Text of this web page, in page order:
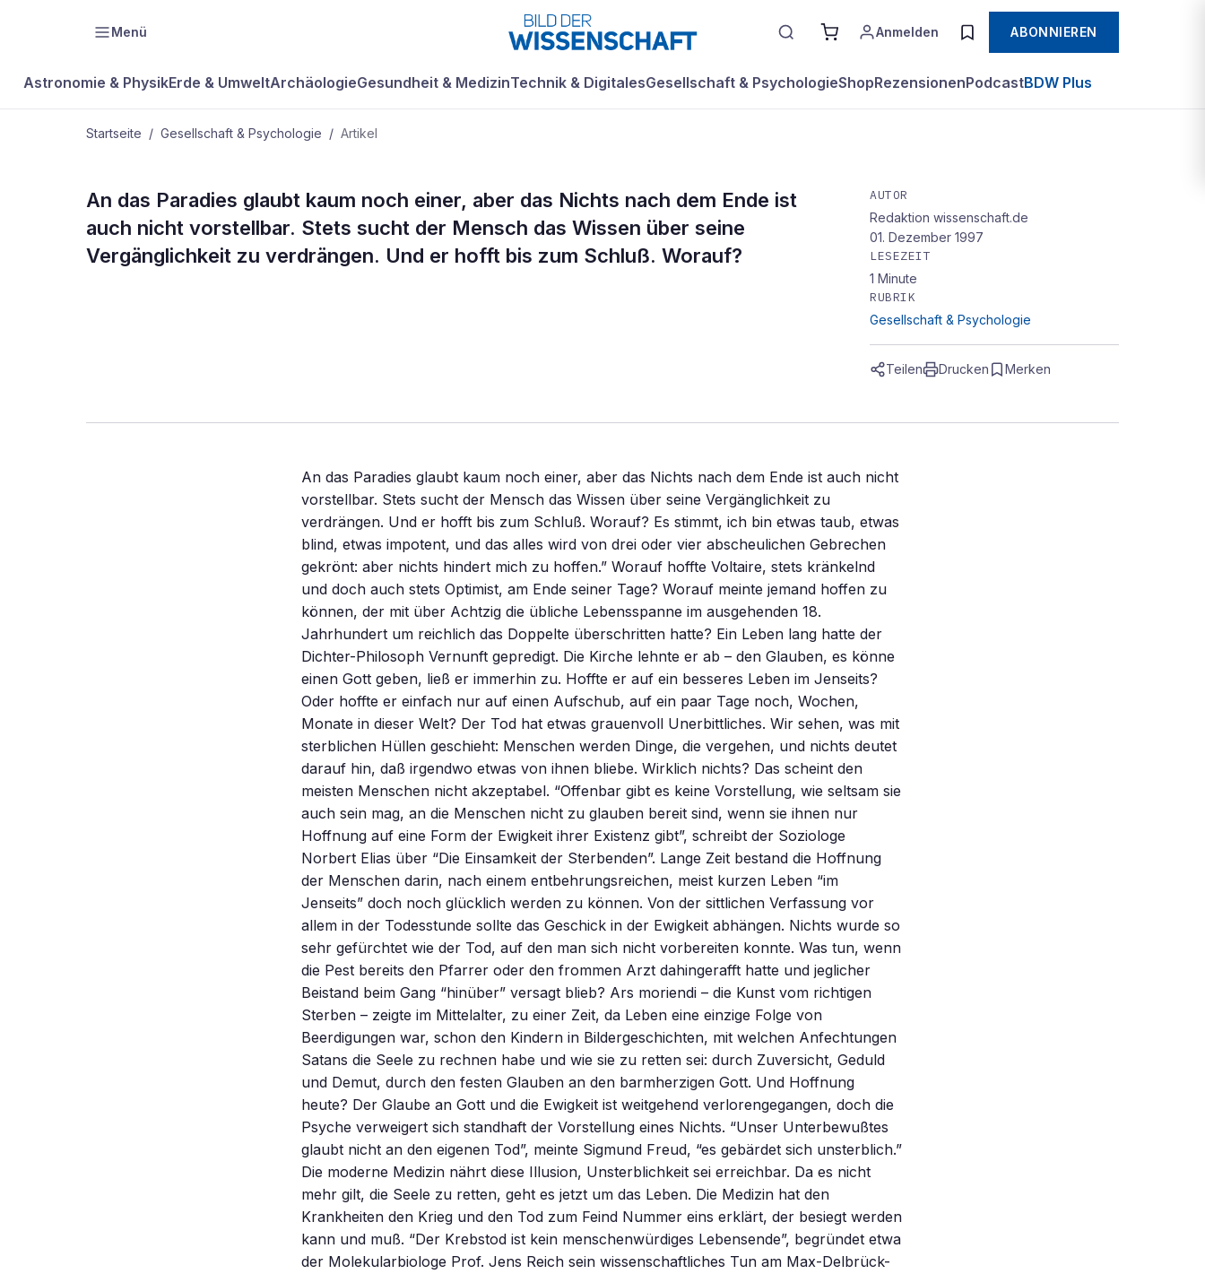
Menü Anmelden ABONNIEREN
Astronomie & PhysikErde & UmweltArchäologieGesundheit & MedizinTechnik & DigitalesGesellschaft & PsychologieShopRezensionenPodcastBDW Plus
Startseite / Gesellschaft & Psychologie / Artikel
GESELLSCHAFT & PSYCHOLOGIE
Was zuletzt stirbt, ist die
An das Paradies glaubt kaum noch einer, aber das Nichts nach dem Ende ist
auch nicht vorstellbar. Stets sucht der Mensch das Wissen über seine
Vergänglichkeit zu verdrängen. Und er hofft bis zum Schluß. Worauf?
AUTOR
Redaktion wissenschaft.de
01. Dezember 1997
LESEZEIT
1 Minute
RUBRIK
Gesellschaft & Psychologie
Teilen Drucken Merken
An das Paradies glaubt kaum noch einer, aber das Nichts nach dem Ende ist auch nicht
vorstellbar. Stets sucht der Mensch das Wissen über seine Vergänglichkeit zu
verdrängen. Und er hofft bis zum Schluß. Worauf? Es stimmt, ich bin etwas taub, etwas
blind, etwas impotent, und das alles wird von drei oder vier abscheulichen Gebrechen
gekrönt: aber nichts hindert mich zu hoffen.” Worauf hoffte Voltaire, stets kränkelnd
und doch auch stets Optimist, am Ende seiner Tage? Worauf meinte jemand hoffen zu
können, der mit über Achtzig die übliche Lebensspanne im ausgehenden 18.
Jahrhundert um reichlich das Doppelte überschritten hatte? Ein Leben lang hatte der
Dichter-Philosoph Vernunft gepredigt. Die Kirche lehnte er ab – den Glauben, es könne
einen Gott geben, ließ er immerhin zu. Hoffte er auf ein besseres Leben im Jenseits?
Oder hoffte er einfach nur auf einen Aufschub, auf ein paar Tage noch, Wochen,
Monate in dieser Welt? Der Tod hat etwas grauenvoll Unerbittliches. Wir sehen, was mit
sterblichen Hüllen geschieht: Menschen werden Dinge, die vergehen, und nichts deutet
darauf hin, daß irgendwo etwas von ihnen bliebe. Wirklich nichts? Das scheint den
meisten Menschen nicht akzeptabel. “Offenbar gibt es keine Vorstellung, wie seltsam sie
auch sein mag, an die Menschen nicht zu glauben bereit sind, wenn sie ihnen nur
Hoffnung auf eine Form der Ewigkeit ihrer Existenz gibt”, schreibt der Soziologe
Norbert Elias über “Die Einsamkeit der Sterbenden”. Lange Zeit bestand die Hoffnung
der Menschen darin, nach einem entbehrungsreichen, meist kurzen Leben “im
Jenseits” doch noch glücklich werden zu können. Von der sittlichen Verfassung vor
allem in der Todesstunde sollte das Geschick in der Ewigkeit abhängen. Nichts wurde so
sehr gefürchtet wie der Tod, auf den man sich nicht vorbereiten konnte. Was tun, wenn
die Pest bereits den Pfarrer oder den frommen Arzt dahingerafft hatte und jeglicher
Beistand beim Gang “hinüber” versagt blieb? Ars moriendi – die Kunst vom richtigen
Sterben – zeigte im Mittelalter, zu einer Zeit, da Leben eine einzige Folge von
Beerdigungen war, schon den Kindern in Bildergeschichten, mit welchen Anfechtungen
Satans die Seele zu rechnen habe und wie sie zu retten sei: durch Zuversicht, Geduld
und Demut, durch den festen Glauben an den barmherzigen Gott. Und Hoffnung
heute? Der Glaube an Gott und die Ewigkeit ist weitgehend verlorengegangen, doch die
Psyche verweigert sich standhaft der Vorstellung eines Nichts. “Unser Unterbewußtes
glaubt nicht an den eigenen Tod”, meinte Sigmund Freud, “es gebärdet sich unsterblich.”
Die moderne Medizin nährt diese Illusion, Unsterblichkeit sei erreichbar. Da es nicht
mehr gilt, die Seele zu retten, geht es jetzt um das Leben. Die Medizin hat den
Krankheiten den Krieg und den Tod zum Feind Nummer eins erklärt, der besiegt werden
kann und muß. “Der Krebstod ist kein menschenwürdiges Lebensende”, begründet etwa
der Molekularbiologe Prof. Jens Reich sein wissenschaftliches Tun am Max-Delbrück-